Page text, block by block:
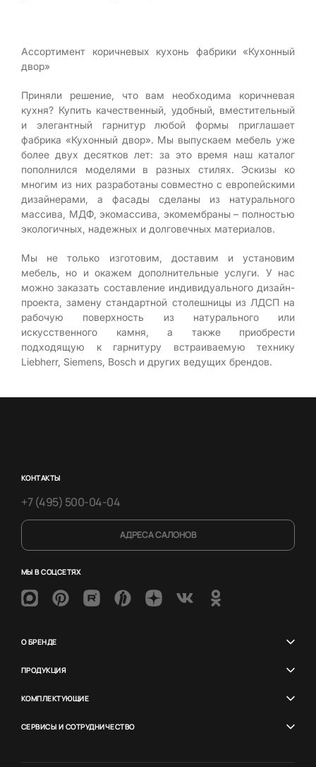
Ассортимент коричневых кухонь фабрики «Кухонный
двор»
Приняли решение, что вам необходима коричневая
кухня? Купить качественный, удобный, вместительный
и элегантный гарнитур любой формы приглашает
фабрика «Кухонный двор». Мы выпускаем мебель уже
более двух десятков лет: за это время наш каталог
пополнился моделями в разных стилях. Эскизы ко
многим из них разработаны совместно с европейскими
дизайнерами, а фасады сделаны из натурального
массива, МДФ, экомассива, экомембраны – полностью
экологичных, надежных и долговечных материалов.
Мы не только изготовим, доставим и установим
мебель, но и окажем дополнительные услуги. У нас
можно заказать составление индивидуального дизайн-
проекта, замену стандартной столешницы из ЛДСП на
рабочую поверхность из натурального или
искусственного камня, а также приобрести
подходящую к гарнитуру встраиваемую технику
Liebherr, Siemens, Bosch и других ведущих брендов.
КОНТАКТЫ
+7 (495) 500-04-04
АДРЕСА САЛОНОВ
МЫ В СОЦСЕТЯХ
О БРЕНДЕ
ПРОДУКЦИЯ
КОМПЛЕКТУЮЩИЕ
СЕРВИСЫ И СОТРУДНИЧЕСТВО